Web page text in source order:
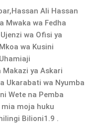
Ali Hassan
Mwaka wa Fedha
wa Ofisi ya
wa Kusini
Makazi ya Askari
Ukarabati wa Nyumba
Wete na Pemba
moja huku
Bilioni1.9 .